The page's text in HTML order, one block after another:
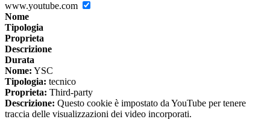
www.youtube.com
Nome
Tipologia
Proprieta
Descrizione
Durata
Nome: YSC
Tipologia: tecnico
Proprieta: Third-party
Descrizione: Questo cookie è impostato da YouTube per tenere
traccia delle visualizzazioni dei video incorporati.